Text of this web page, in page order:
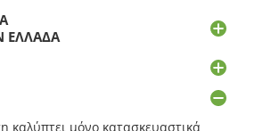
ΕΛΛΆΔΑ
καλύπτει μόνο κατασκευαστικά